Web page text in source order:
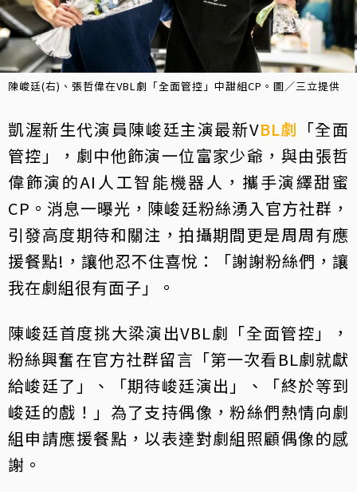
陳峻廷(右)、張哲偉在VBL劇「全面管控」中甜組CP。圖／三立提供
凱渥新生代演員陳峻廷主演最新VBL劇 「全面
管控」，劇中他飾演一位富家少爺，與由張哲
偉飾演的AI人工智能機器人，攜手演繹甜蜜
CP。消息一曝光，陳峻廷粉絲湧入官方社群，
引發高度期待和關注，拍攝期間更是周周有應
援餐點!，讓他忍不住喜悅：「謝謝粉絲們，讓
我在劇組很有面子」。
陳峻廷首度挑大梁演出VBL劇「全面管控」，
粉絲興奮在官方社群留言「第一次看BL劇就獻
給峻廷了」、「期待峻廷演出」、「終於等到
峻廷的戲！」為了支持偶像，粉絲們熱情向劇
組申請應援餐點，以表達對劇組照顧偶像的感
謝。